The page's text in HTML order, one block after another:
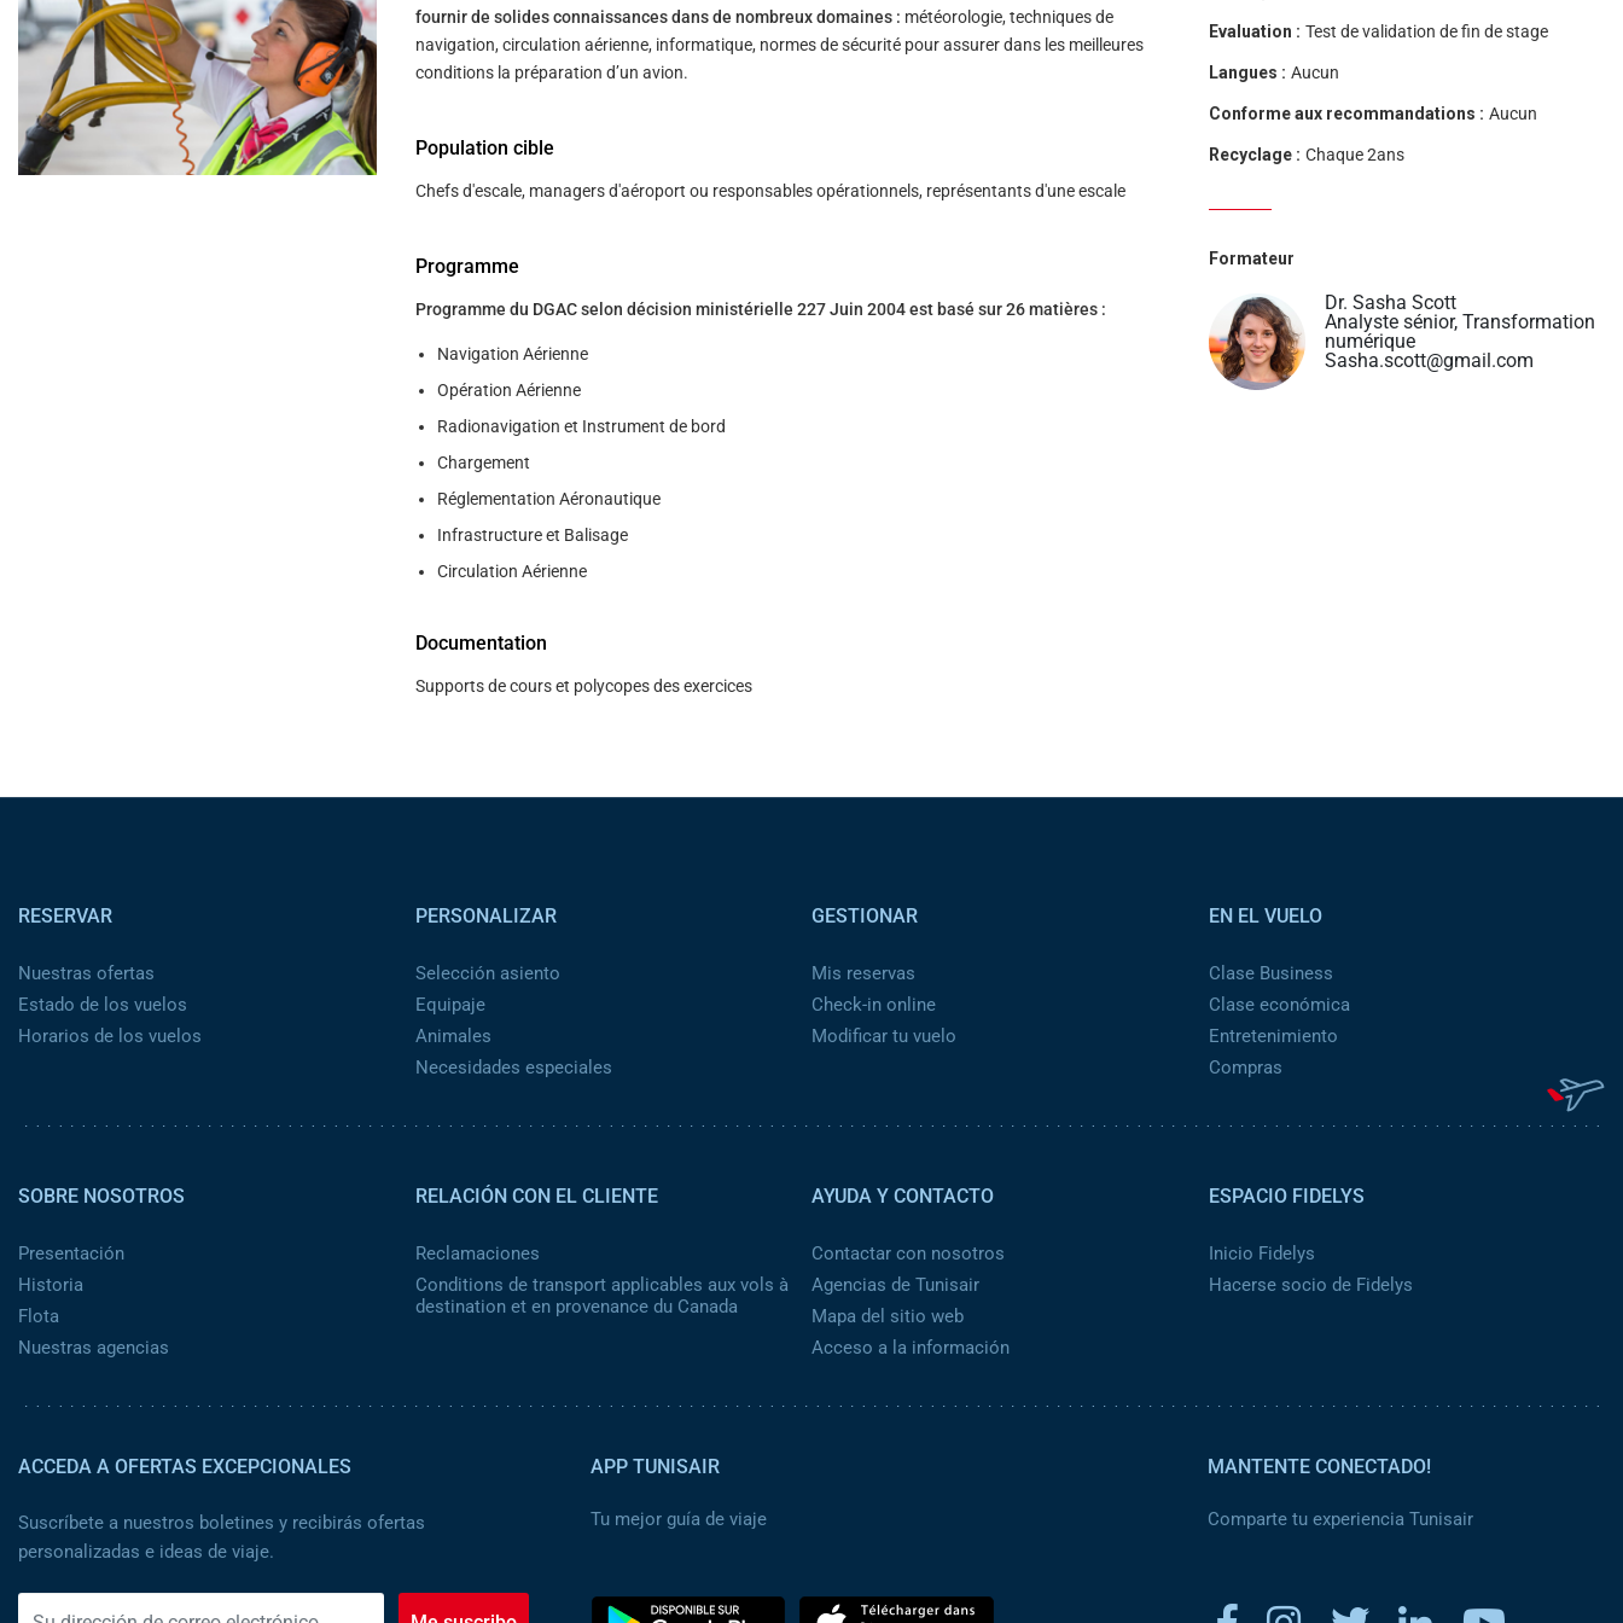
help
you
navigate
interact
content.
fournir de solides connaissances dans de nombreux domaines : météorologie, techniques de
navigation, circulation aérienne, informatique, normes de sécurité pour assurer dans les meilleures
conditions la préparation d’un avion.
Population cible
Chefs d'escale, managers d'aéroport ou responsables opérationnels, représentants d'une escale
Programme
Programme du DGAC selon décision ministérielle 227 Juin 2004 est basé sur 26 matières :
Navigation Aérienne
Opération Aérienne
Radionavigation et Instrument de bord
Chargement
Réglementation Aéronautique
Infrastructure et Balisage
Circulation Aérienne
Documentation
Supports de cours et polycopes des exercices
Evaluation : Test de validation de fin de stage
Langues : Aucun
Conforme aux recommandations : Aucun
Recyclage : Chaque 2ans
Formateur
Dr. Sasha Scott
Analyste sénior, Transformation
numérique
Sasha.scott@gmail.com
RESERVAR
Nuestras ofertas
Estado de los vuelos
Horarios de los vuelos
PERSONALIZAR
Selección asiento
Equipaje
Animales
Necesidades especiales
GESTIONAR
Mis reservas
Check-in online
Modificar tu vuelo
EN EL VUELO
Clase Business
Clase económica
Entretenimiento
Compras
SOBRE NOSOTROS
Presentación
Historia
Flota
Nuestras agencias
RELACIÓN CON EL CLIENTE
Reclamaciones
Conditions de transport applicables aux vols à
destination et en provenance du Canada
AYUDA Y CONTACTO
Contactar con nosotros
Agencias de Tunisair
Mapa del sitio web
Acceso a la información
ESPACIO FIDELYS
Inicio Fidelys
Hacerse socio de Fidelys
ACCEDA A OFERTAS EXCEPCIONALES
Suscríbete a nuestros boletines y recibirás ofertas
personalizadas e ideas de viaje.
APP TUNISAIR
Tu mejor guía de viaje
MANTENTE CONECTADO!
Comparte tu experiencia Tunisair